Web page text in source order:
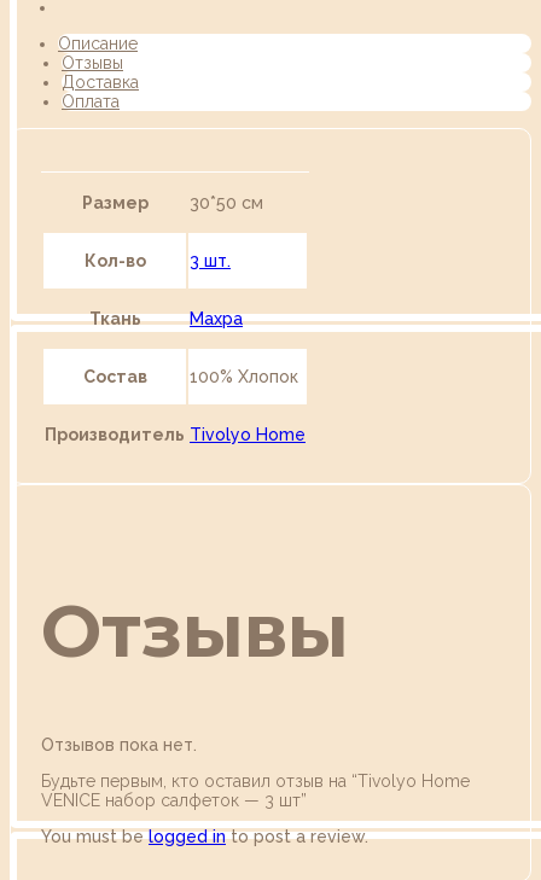
Описание
Отзывы
Доставка
Оплата
Размер 30*50 см
Кол-во 3 шт.
Ткань Махра
Состав 100% Хлопок
Производитель Tivolyo Home
Отзывы
Отзывов пока нет.
Будьте первым, кто оставил отзыв на “Tivolyo Home
VENICE набор салфеток — 3 шт”
You must belogged into post a review.